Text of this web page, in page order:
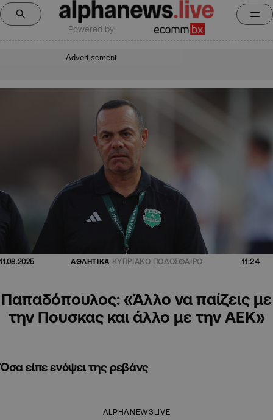
Powered by:
Advertisement
11.08.2025 ΑΘΛΗΤΙΚΑ ΚΥΠΡΙΑΚΟ ΠΟΔΟΣΦΑΙΡΟ 11:24
Παπαδόπουλος: «Άλλο να παίζεις με
την Πουσκας και άλλο με την ΑΕΚ»
Όσα είπε ενόψει της ρεβάνς
ALPHANEWSLIVE